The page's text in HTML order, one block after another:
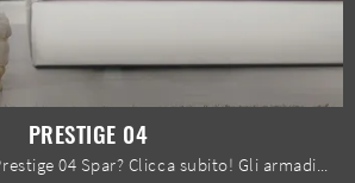
PRESTIGE 04